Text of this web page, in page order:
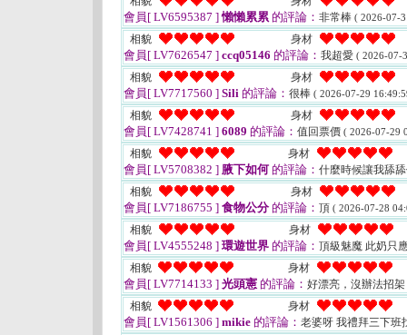
會員[ LV6595387 ]懶懶累累 的評論： 非常棒 ( 2026-07-
相貌 身材
會員[ LV7626547 ] ccq05146 的評論： 我超愛 ( 2026-07-
相貌 身材
會員[ LV7717560 ] Sili 的評論： 很棒 ( 2026-07-29
相貌 身材
會員[ LV7428741 ] 6089 的評論： 值回票價 ( 2026-07-29
相貌 身材
會員[ LV5708382 ] 腋下如何 的評論： 什麼時候讓我舔
相貌
身材
會員[ LV7186755 ] 食物公分的評論： 頂 ( 2026-07-28
相貌 身材
會員[ LV4555248 ] 環遊世界 的評論： 頂級魅魔 此奶只
相貌
身材
會員[ LV7714133 ] 光頭憲 的評論： 好漂亮，沒辦法招
相貌
身材
會員[ LV1561306 ] mikie 的評論： 老婆呀 我禮拜三下班